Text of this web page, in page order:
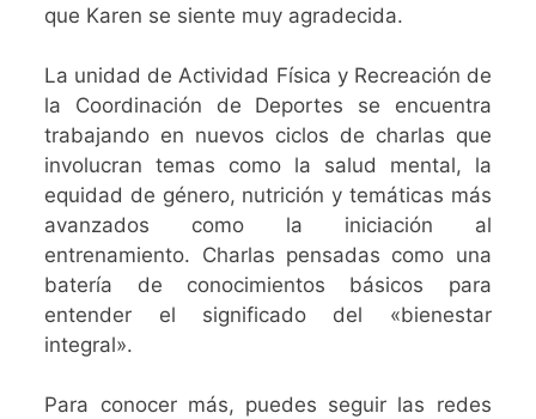
que Karen se siente muy agradecida.
La unidad de Actividad Física y Recreación de
la Coordinación de Deportes se encuentra
trabajando en nuevos ciclos de charlas que
involucran temas como la salud mental, la
equidad de género, nutrición y temáticas más
avanzados como la iniciación al
entrenamiento. Charlas pensadas como una
batería de conocimientos básicos para
entender el significado del «bienestar
integral».
Para conocer más, puedes seguir las redes